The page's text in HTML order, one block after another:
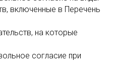
включенные в Перечень
на которые
согласие при